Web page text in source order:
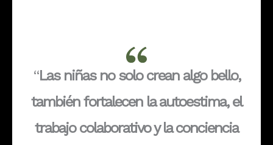
“Las niñas no solo crean algo bello,
también fortalecen la autoestima, el
trabajo colaborativo y la conciencia